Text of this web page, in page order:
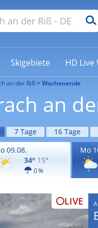
Skigebiete HD Live
an der Riß Wochenende
an
7 Tage 16 Tage
09.08.
34° 15°
0 %
Mo
LIVE